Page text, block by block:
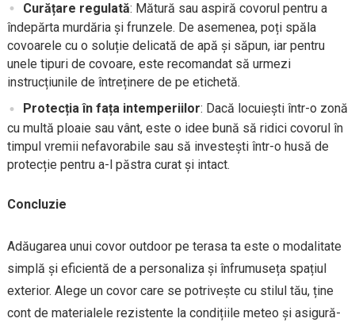
Curățare regulată: Mătură sau aspiră covorul pentru a
îndepărta murdăria și frunzele. De asemenea, poți spăla
covoarele cu o soluție delicată de apă și săpun, iar pentru
unele tipuri de covoare, este recomandat să urmezi
instrucțiunile de întreținere de pe etichetă.
Protecția în fața intemperiilor: Dacă locuiești într-o zonă
cu multă ploaie sau vânt, este o idee bună să ridici covorul în
timpul vremii nefavorabile sau să investești într-o husă de
protecție pentru a-l păstra curat și intact.
Concluzie
Adăugarea unui covor outdoor pe terasa ta este o modalitate
simplă și eficientă de a personaliza și înfrumuseța spațiul
exterior. Alege un covor care se potrivește cu stilul tău, ține
cont de materialele rezistente la condițiile meteo și asigură-